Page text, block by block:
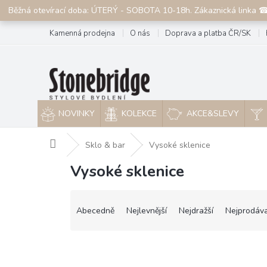
PřejítBěžná otevírací doba: ÚTERÝ - SOBOTA 10-18h. Zákaznická linka
Kamenná prodejna O nás Doprava a platba ČR/SK
NOVINKY KOLEKCE AKCE&SLEVY
Domů Sklo & bar Vysoké sklenice
Vysoké sklenice
Abecedně Nejlevnější Nejdražší